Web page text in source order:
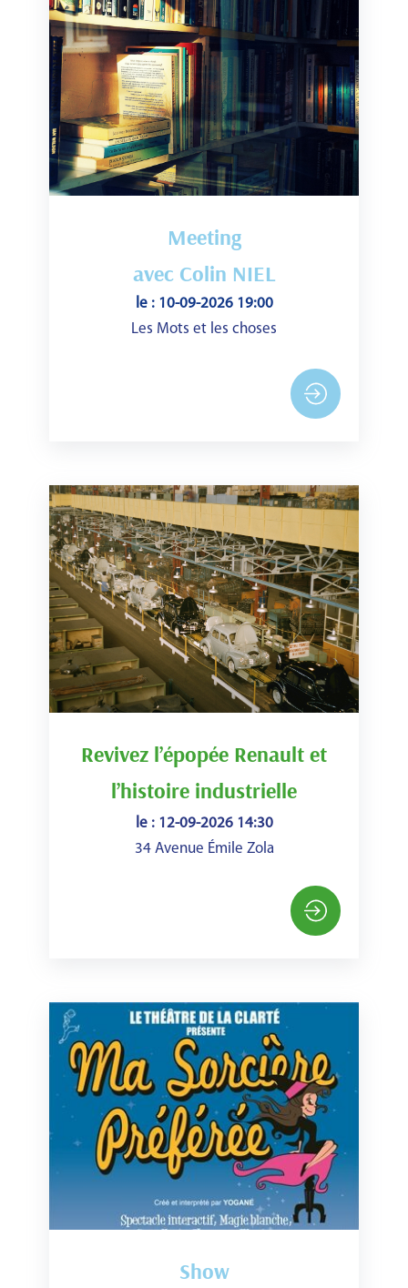
Meeting
avec Colin NIEL
le : 10-09-2026 19:00
Les Mots et les choses
Revivez l’épopée Renault et
l’histoire industrielle
le : 12-09-2026 14:30
34 Avenue Émile Zola
Show